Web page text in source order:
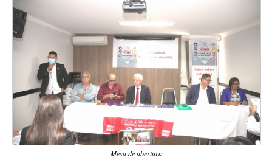
Mesa de abertura